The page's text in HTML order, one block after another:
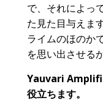
で、それによっ
た見た目与えま
ライムのほのか
を思い出させる
Yauvari
役立ちます。